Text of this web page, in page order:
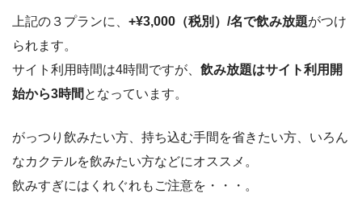
上記の３プランに、 +¥3,000（税別）/名で飲み放題がつけ
られます。
サイト利用時間は4時間ですが、 飲み放題はサイト利用開
始から3時間 となっています。
がっつり飲みたい方、持ち込む手間を省きたい方、いろん
なカクテルを飲みたい方などにオススメ。
飲みすぎにはくれぐれもご注意を・・・。